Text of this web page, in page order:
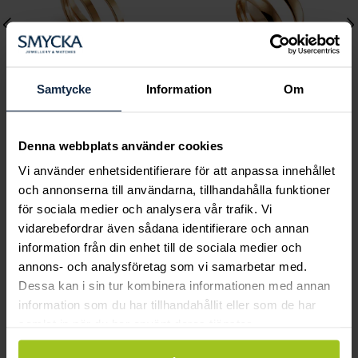
Samtycke Information Om
Denna webbplats använder cookies
Vi använder enhetsidentifierare för att anpassa innehållet
och annonserna till användarna, tillhandahålla funktioner
för sociala medier och analysera vår trafik. Vi
vidarebefordrar även sådana identifierare och annan
information från din enhet till de sociala medier och
annons- och analysföretag som vi samarbetar med.
Dessa kan i sin tur kombinera informationen med annan
information som du har tillhandahållit eller som de har
Classic
C41800-2K rödguld
Pris :10 420 kr
10 420 kr
Classic
C11800-4K rödguld
Pris:15 390 kr
15 390 kr
Andra köpte också